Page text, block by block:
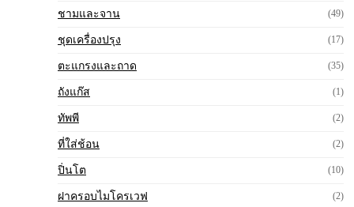
ชามและจาน (49)
ชุดเครื่องปรุง (17)
ตะแกรงและถาด (35)
ถังแก๊ส (1)
ทัพพี (2)
ที่ใส่ช้อน (2)
ปิ่นโต (10)
ฝาครอบไมโครเวฟ (2)